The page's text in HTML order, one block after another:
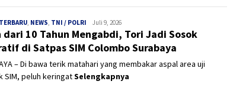
, NEWS, TNI / POLRI Panjinusantara
Juli 9, 2026
dari 10 Tahun Mengabdi, Tori Jadi Sosok
di Satpas SIM Colombo Surabaya
– Di bawa terik matahari yang membakar aspal area uji
SIM, peluh keringatSelengkapnya